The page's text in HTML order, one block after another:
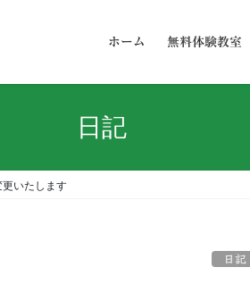
ホーム 無料体験教室
日記
更いたします
日記